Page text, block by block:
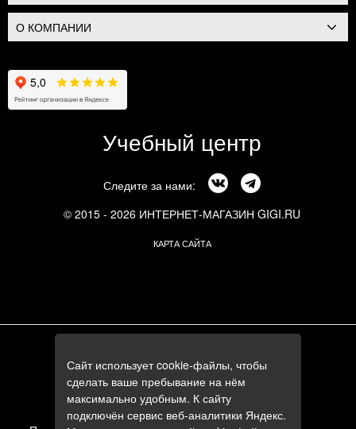
О КОМПАНИИ
Учебный центр
Следите за нами:
© 2015 - 2026 ИНТЕРНЕТ-МАГАЗИН GIGI.RU
КАРТА САЙТА
+7 (495) 644-84-05
+7 (985) 644-84-05
e-mail:
zakaz@gigi.ru
Сайт использует cookie-файлы, чтобы
сделать ваше пребывание на нём
максимально удобным. К сайту
подключён сервис веб-аналитики Яндекс.